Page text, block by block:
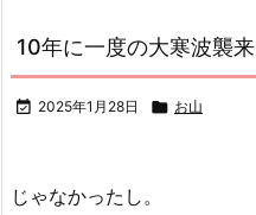
10年に一度の大寒波襲来
 2025年1月28日  お山
じゃなかったし。